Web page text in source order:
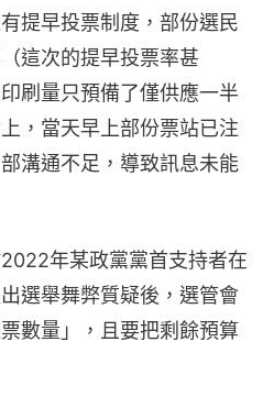
提早投票制度，部份選民
這次的提早投票率甚
刷量只預備了僅供應一半
，當天早上部份票站已注
溝通不足，導致訊息未能
年某政黨黨首支持者在
選舉舞弊質疑後，選管會
數量」，且要把剩餘預算